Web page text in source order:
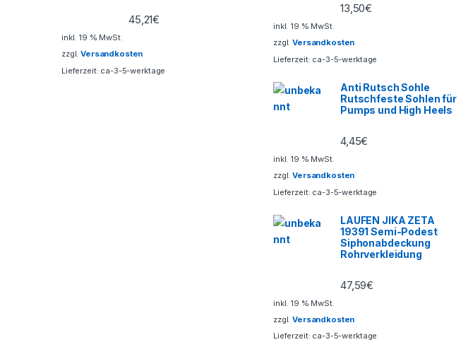
45,21€
inkl. 19 % MwSt.
zzgl.Versandkosten
Lieferzeit: ca-3-5-werktage
13,50€
inkl. 19 % MwSt.
zzgl.Versandkosten
Lieferzeit: ca-3-5-werktage
Anti Rutsch Sohle
Rutschfeste Sohlen für
Pumps und High Heels
4,45€
inkl. 19 % MwSt.
zzgl.Versandkosten
Lieferzeit: ca-3-5-werktage
LAUFEN JIKA ZETA
19391 Semi-Podest
Siphonabdeckung
Rohrverkleidung
47,59€
inkl. 19 % MwSt.
zzgl.Versandkosten
Lieferzeit: ca-3-5-werktage